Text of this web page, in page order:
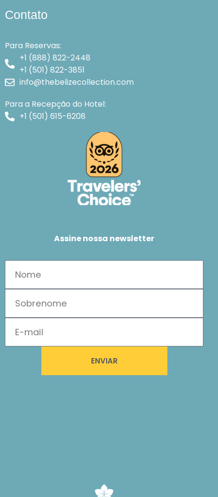
Contato
Para Reservas:
+1 (888) 822-2448
+1 (501) 822-3851
info@thebelizecollection.com
Para a Recepção do Hotel:
+1 (501) 615-6208
Assine nossa newsletter
ENVIAR